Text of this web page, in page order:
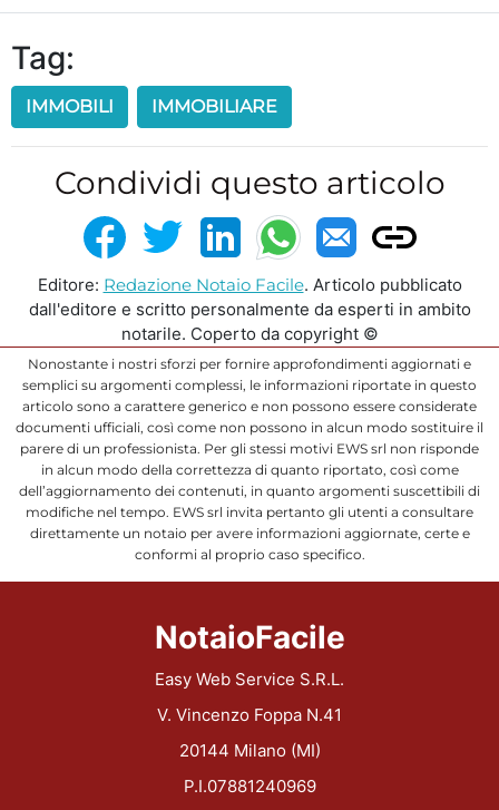
Tag:
IMMOBILI IMMOBILIARE
Condividi questo articolo
Editore: Redazione Notaio Facile. Articolo pubblicato
dall'editore e scritto personalmente da esperti in ambito
notarile. Coperto da copyright ©
Nonostante i nostri sforzi per fornire approfondimenti aggiornati e
semplici su argomenti complessi, le informazioni riportate in questo
articolo sono a carattere generico e non possono essere considerate
documenti ufficiali, così come non possono in alcun modo sostituire il
parere di un professionista. Per gli stessi motivi EWS srl non risponde
in alcun modo della correttezza di quanto riportato, così come
dell’aggiornamento dei contenuti, in quanto argomenti suscettibili di
modifiche nel tempo. EWS srl invita pertanto gli utenti a consultare
direttamente un notaio per avere informazioni aggiornate, certe e
conformi al proprio caso specifico.
NotaioFacile
Easy Web Service S.R.L.
V. Vincenzo Foppa N.41
20144 Milano (MI)
P.I.07881240969